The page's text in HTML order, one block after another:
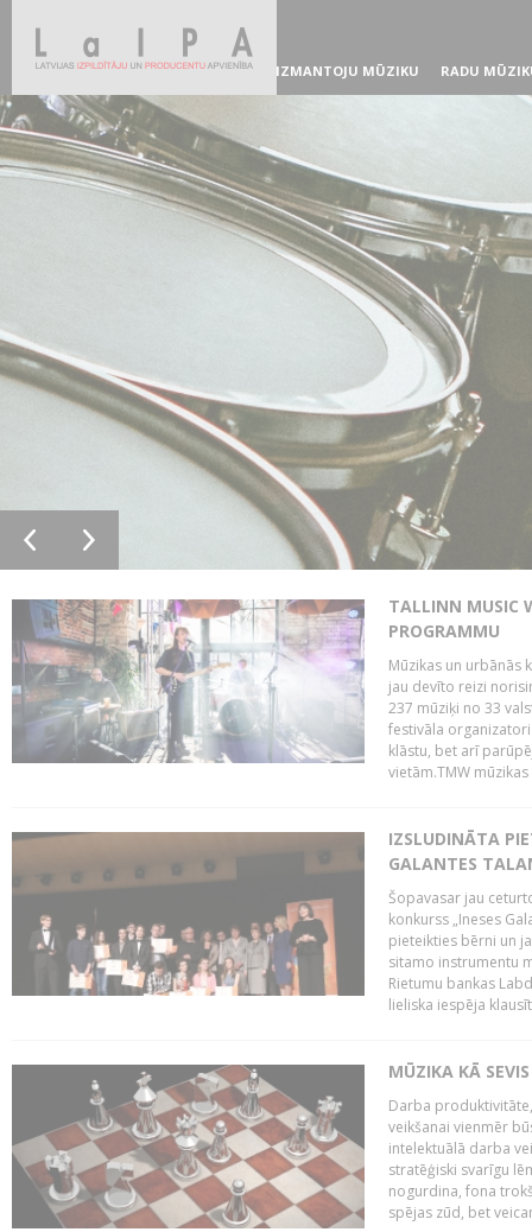
IZMANTOJU MŪZIKU RADU
TALLINN MUSIC
PROGRAMMU
Mūzikas un urbānās
jau devīto reizi
237 mūziķi no 33
festivāla
klāstu, bet arī
vietām.TMW
IZSLUDINĀTA
GALANTES
Šopavasar jau
konkurss „Ineses
pieteikties bērni un
sitamo instrumentu
Rietumu bankas
lieliska iespēja
MŪZIKA KĀ
Darba
veikšanai vienmēr
intelektuālā darba
stratēģiski svarīgu
nogurdina, fona
spējas zūd, bet